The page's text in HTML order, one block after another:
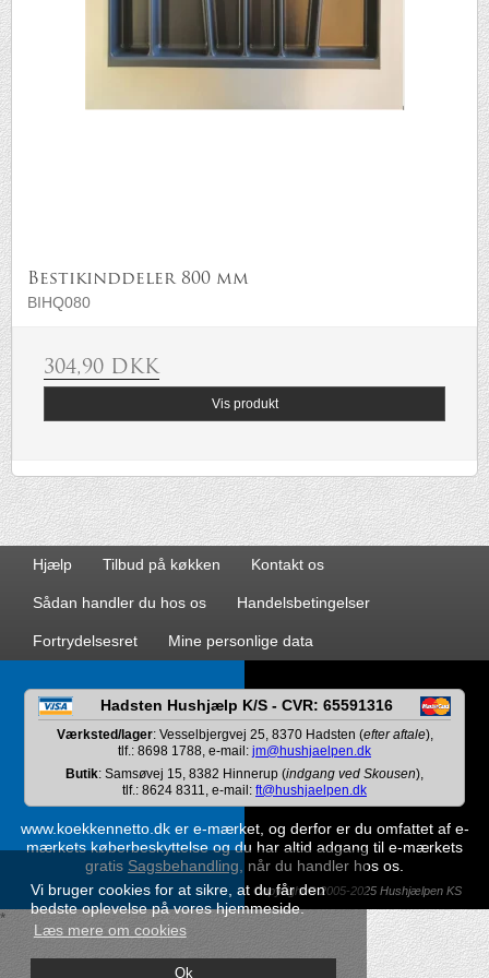
Vi bruger cookies for at sikre, at du får den
bedste oplevelse på vores hjemmeside.
Læs mere om cookies
Ok
Bestikinddeler 800 mm
BIHQ080
304,90 DKK
Vis produkt
Hjælp Tilbud på køkken Kontakt os
Sådan handler du hos os Handelsbetingelser
Fortrydelsesret Mine personlige data
Hadsten Hushjælp K/S - CVR: 65591316
Værksted/lager: Vesselbjergvej 25, 8370 Hadsten (efter aftale),
tlf.: 8698 1788, e-mail: jm@hushjaelpen.dk
Butik: Samsøvej 15, 8382 Hinnerup (indgang ved Skousen),
tlf.: 8624 8311, e-mail: ft@hushjaelpen.dk
www.koekkennetto.dk er e-mærket, og derfor er du omfattet af e-
mærkets køberbeskyttelse og du har altid adgang til e-mærkets
gratis Sagsbehandling , når du handler hos os.
Copyright © 2005-2025 Hushjælpen KS
*